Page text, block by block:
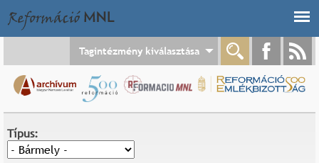
Tagintézmény kiválasztása
Típus: